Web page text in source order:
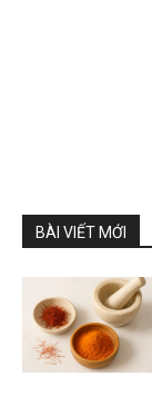
BÀI VIẾT MỚI